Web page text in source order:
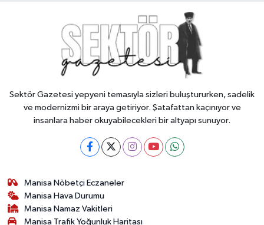
Sektör Gazetesi yepyeni temasıyla sizleri buluştururken, sadelik
ve modernizmi bir araya getiriyor. Şatafattan kaçınıyor ve
insanlara haber okuyabilecekleri bir altyapı sunuyor.
Manisa Nöbetçi Eczaneler
Manisa Hava Durumu
Manisa Namaz Vakitleri
Manisa Trafik Yoğunluk Haritası